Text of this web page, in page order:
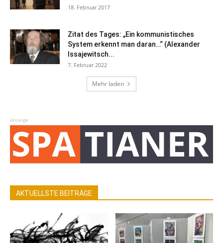
18. Februar 2017
Zitat des Tages: „Ein kommunistisches
System erkennt man daran…“ (Alexander
Issajewitsch...
7. Februar 2022
Mehr laden
Anzeige
AKTUELLSTE BEITRÄGE